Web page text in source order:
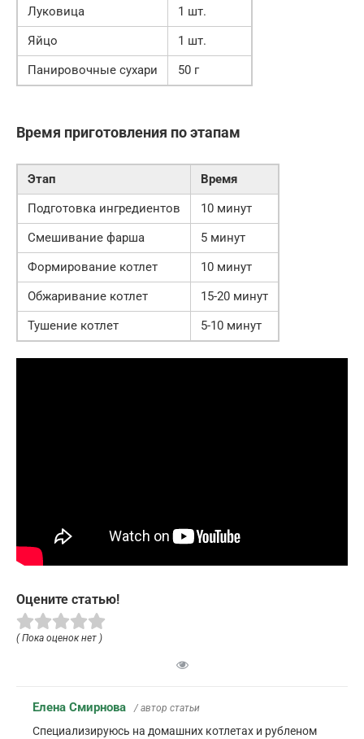
Луковица
1 шт.
Яйцо
1 шт.
Панировочные сухари
50 г
Время приготовления по этапам
Этап
Время
Подготовка ингредиентов
10 минут
Смешивание фарша
5 минут
Формирование котлет
10 минут
Обжаривание котлет
15-20 минут
Тушение котлет
5-10 минут
Оцените статью!
( Пока оценок нет )
Елена Смирнова / автор статьи
Специализируюсь на домашних котлетах и рубленом